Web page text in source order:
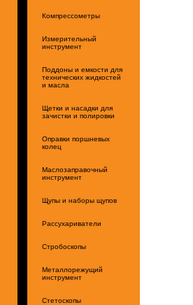
Компрессометры
Измерительный
инструмент
Поддоны и емкости для
технических жидкостей
и масла
Щетки и насадки для
зачистки и полировки
Оправки поршневых
колец
Маслозаправочный
инструмент
Щупы и наборы щупов
Рассухариватели
Стробоскопы
Металлорежущий
инструмент
Стетоскопы